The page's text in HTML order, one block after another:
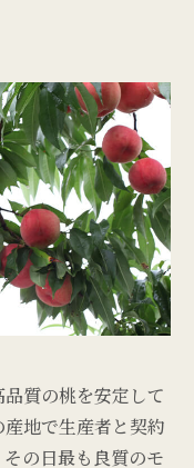
質の桃を安定して
地で生産者と契約
の日最も良質のモ